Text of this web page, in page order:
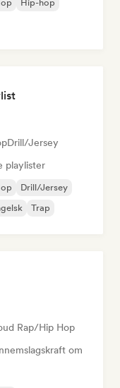
Hip-hop
Drill/Jersey
playlister
Drill/Jersey
Trap
Rap/Hip Hop
om